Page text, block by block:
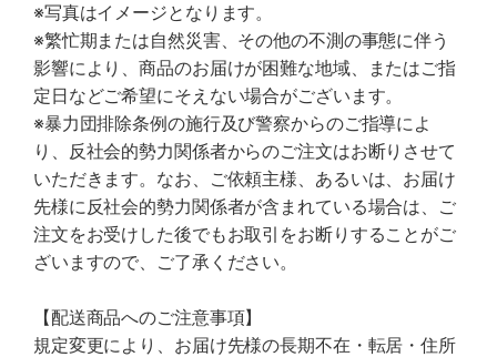
※写真はイメージとなります。
※繁忙期または自然災害、その他の不測の事態に伴う
影響により、商品のお届けが困難な地域、またはご指
定日などご希望にそえない場合がございます。
※暴力団排除条例の施行及び警察からのご指導によ
り、反社会的勢力関係者からのご注文はお断りさせて
いただきます。なお、ご依頼主様、あるいは、お届け
先様に反社会的勢力関係者が含まれている場合は、ご
注文をお受けした後でもお取引をお断りすることがご
ざいますので、ご了承ください。
【配送商品へのご注意事項】
規定変更により、お届け先様の長期不在・転居・住所